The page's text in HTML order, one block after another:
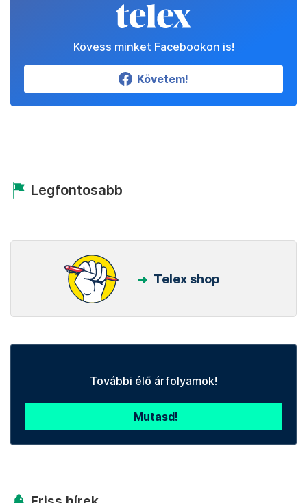
Kövess minket Facebookon is!
Követem!
Legfontosabb
Telex shop
További élő árfolyamok!
Mutasd!